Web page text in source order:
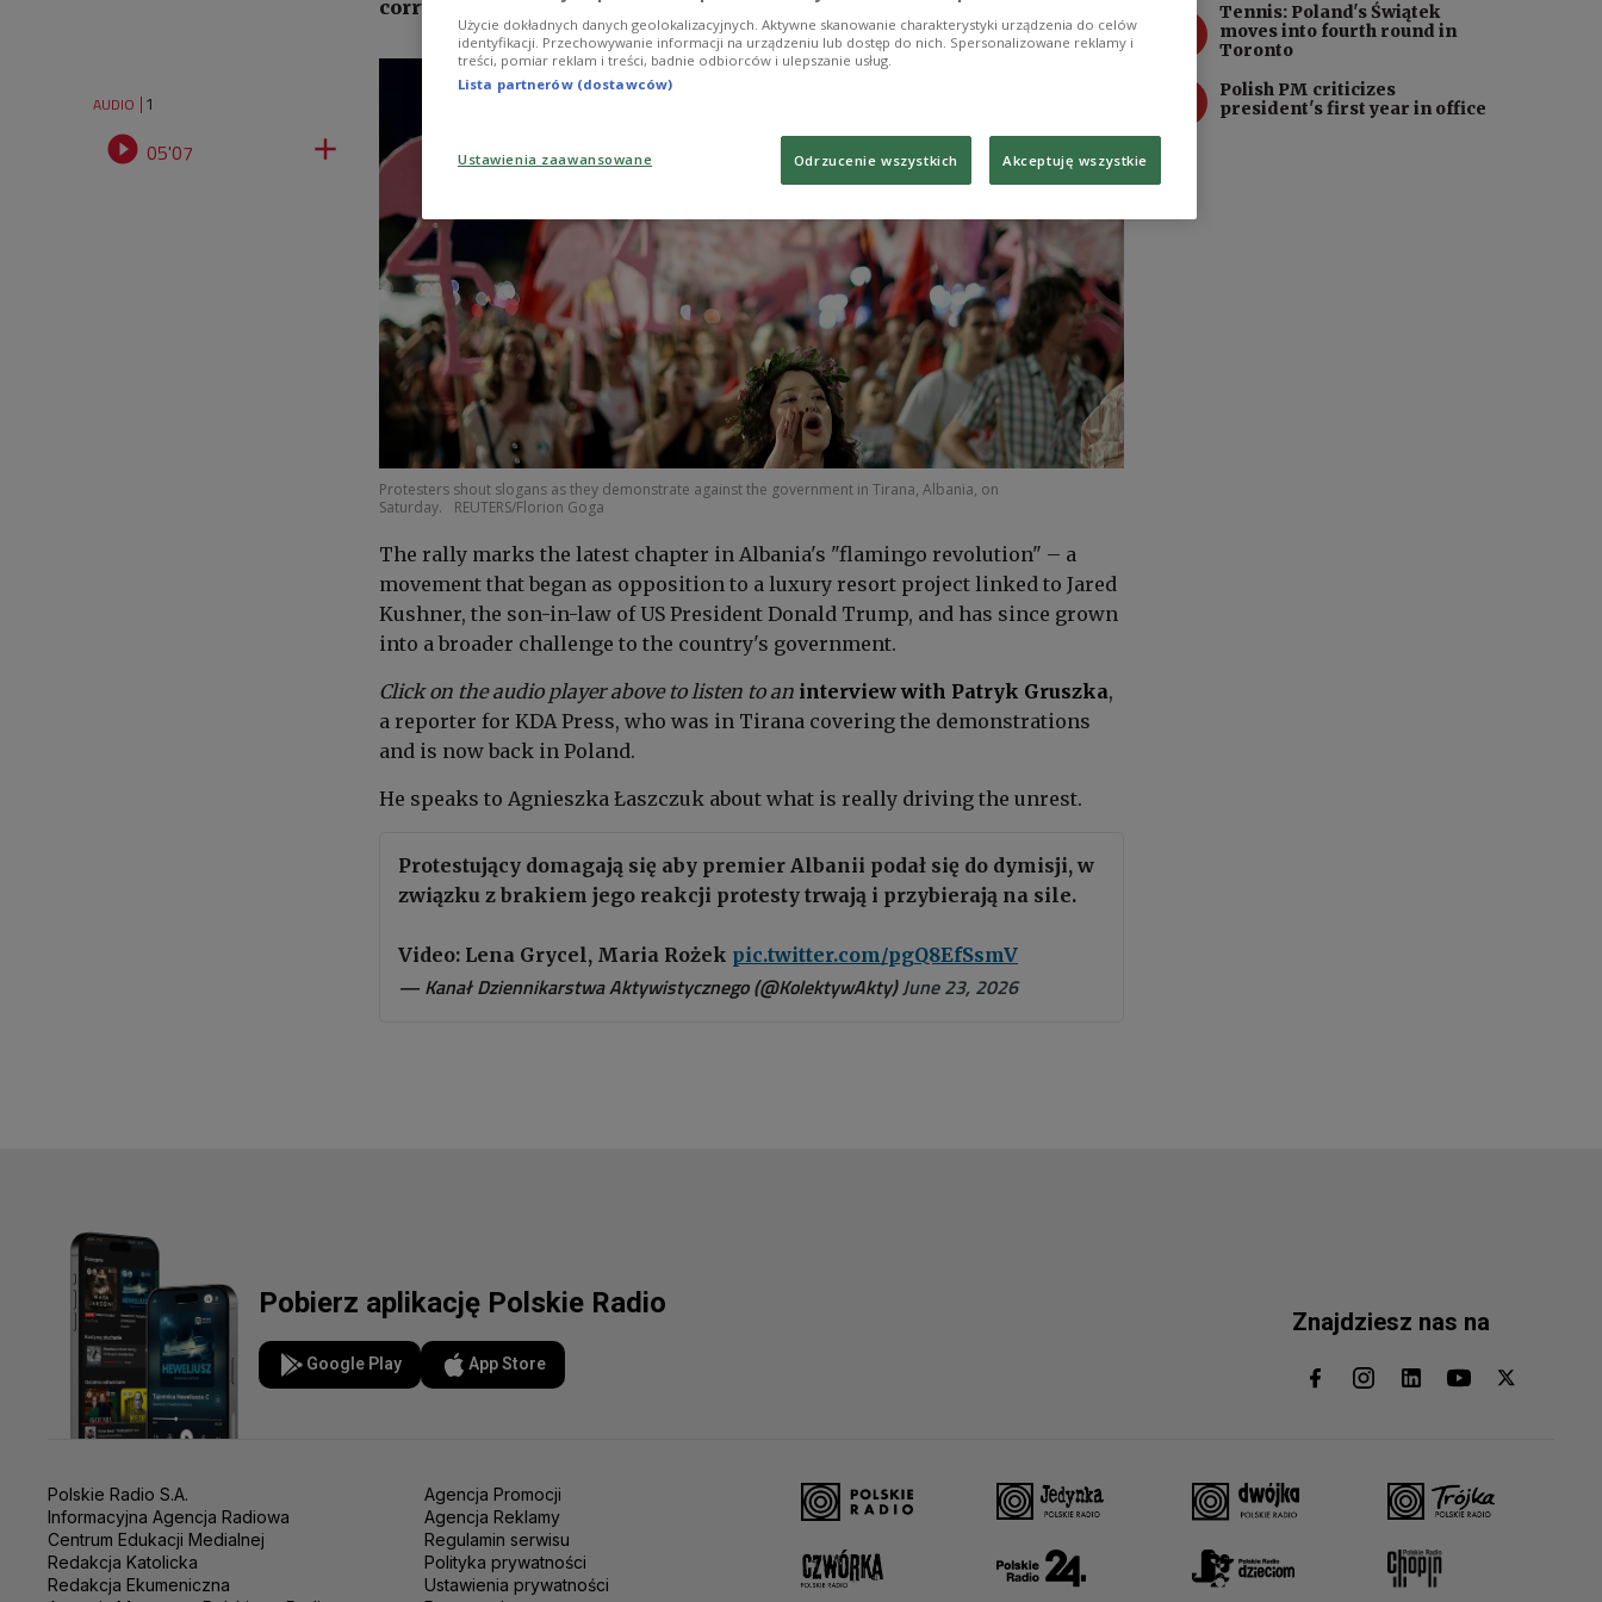
corruption.
AUDIO 1
 05'07 
Protesters shout slogans as they demonstrate against the government in Tirana, Albania, on
Saturday.
REUTERS/Florion Goga
The rally marks the latest chapter in Albania's "flamingo revolution" – a
movement that began as opposition to a luxury resort project linked to Jared
Kushner, the son-in-law of US President Donald Trump, and has since grown
into a broader challenge to the country's government.
Click on the audio player above to listen to an interview with Patryk Gruszka,
a reporter for KDA Press, who was in Tirana covering the demonstrations
and is now back in Poland.
He speaks to Agnieszka Łaszczuk about what is really driving the unrest.
Protestujący domagają się aby premier Albanii podał się do dymisji, w
związku z brakiem jego reakcji protesty trwają i przybierają na sile.
Video: Lena Grycel, Maria Rożek pic.twitter.com/pgQ8EfSsmV
— Kanał Dziennikarstwa Aktywistycznego (@KolektywAkty)June 23, 2026
Tennis: Poland's Świątek
moves into fourth round in
Toronto
Polish PM criticizes
president's first year in office
Pobierz aplikację Polskie Radio
Google Play App Store
Znajdziesz nas na
Polskie Radio S.A.
Informacyjna Agencja Radiowa
Centrum Edukacji Medialnej
Redakcja Katolicka
Redakcja Ekumeniczna
Agencja Promocji
Agencja Reklamy
Regulamin serwisu
Polityka prywatności
Ustawienia prywatności
Użycie dokładnych danych geolokalizacyjnych. Aktywne skanowanie charakterystyki urządzenia do celów
identyfikacji. Przechowywanie informacji na urządzeniu lub dostęp do nich. Spersonalizowane reklamy i
treści, pomiar reklam i treści, badnie odbiorców i ulepszanie usług.
Lista partnerów (dostawców)
Ustawienia zaawansowane Odrzucenie wszystkich Akceptuję wszystkie